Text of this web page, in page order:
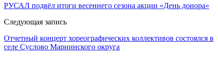
РУСАЛ подвёл итоги весеннего сезона акции «День донора»
Следующая запись
Отчетный концерт хореографических коллективов состоялся в
селе Суслово Мариинского округа